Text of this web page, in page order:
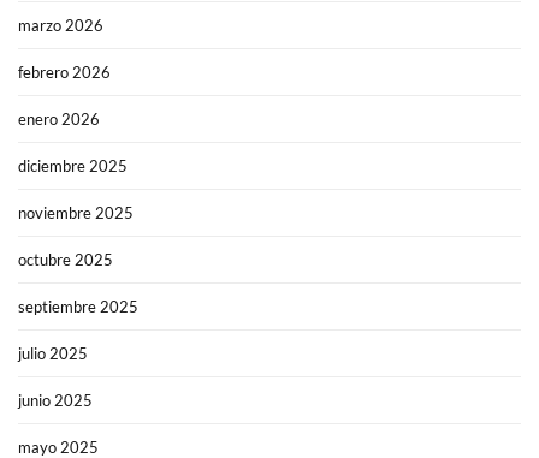
marzo 2026
febrero 2026
enero 2026
diciembre 2025
noviembre 2025
octubre 2025
septiembre 2025
julio 2025
junio 2025
mayo 2025